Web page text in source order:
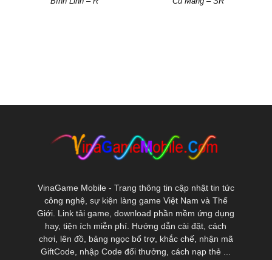
VinaGame Mobile - Trang thông tin cập nhật tin tức
công nghệ, sự kiện làng game Việt Nam và Thế
Giới. Link tải game, download phần mềm ứng dụng
hay, tiện ích miễn phí. Hướng dẫn cài đặt, cách
chơi, lên đồ, bảng ngọc bổ trợ, khắc chế, nhận mã
GiftCode, nhập Code đổi thưởng, cách nạp thẻ ...